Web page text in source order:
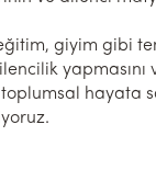
giyim gibi
toplumsal hayata